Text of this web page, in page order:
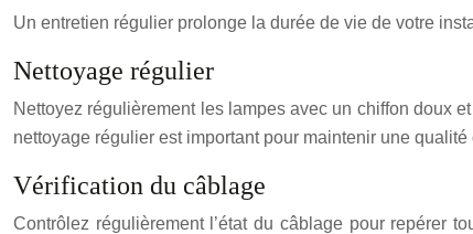
Un entretien régulier prolonge la durée de vie de votre
Nettoyage régulier
Nettoyez régulièrement les lampes avec un chiffon doux
nettoyage régulier est important pour maintenir une qualité
Vérification du câblage
Contrôlez régulièrement l’état du câblage pour repérer